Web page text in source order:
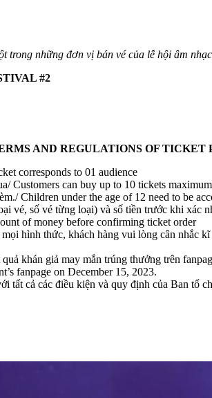
trong những đơn vị bán vé của lễ hội âm
#2
AND REGULATIONS OF TICKET
corresponds to 01 audience
Customers can buy up to 10 tickets
Children under the age of 12 need to be
vé, số vé từng loại) và số tiền trước khi xác
of money before confirming ticket order
hình thức, khách hàng vui lòng cân nhắc
khán giả may mắn trúng thưởng trên
fanpage on December 15, 2023.
tất cả các điều kiện và quy định của Ban tổ